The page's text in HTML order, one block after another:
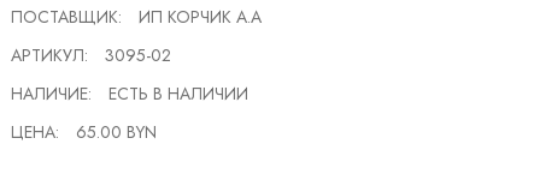
ПОСТАВЩИК:
ИП КОРЧИК А.А
АРТИКУЛ:
3095-02
НАЛИЧИЕ:
ЕСТЬ В НАЛИЧИИ
ЦЕНА:
65.00 BYN